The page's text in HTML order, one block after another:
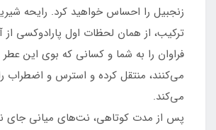
زنجبیل را احساس خواهید کرد. رایحه
ترکیب، از همان لحظات اول پارادوکسی از
فراوان را به شما و کسانی که بوی این عطر
می‌کنند، منتقل کرده و استرس و اضطراب
می‌کند.
پس از مدت کوتاهی، نت‌های میانی جای